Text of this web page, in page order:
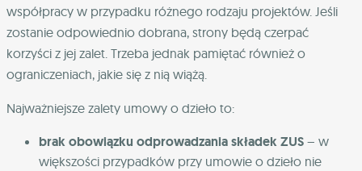
współpracy w przypadku różnego rodzaju projektów. Jeśli
zostanie odpowiednio dobrana, strony będą czerpać
korzyści z jej zalet. Trzeba jednak pamiętać również o
ograniczeniach, jakie się z nią wiążą.
Najważniejsze zalety umowy o dzieło to:
brak obowiązku odprowadzania składek ZUS – w
większości przypadków przy umowie o dzieło nie